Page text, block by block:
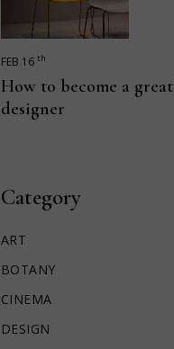
FEB 16 th
How to become a great
designer
Category
ART
BOTANY
CINEMA
DESIGN